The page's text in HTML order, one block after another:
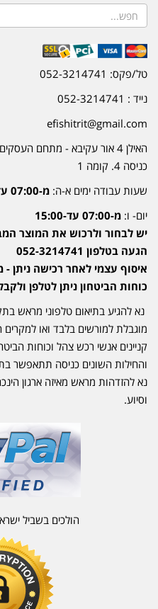
טל/פקס: 052-3214741
נייד : 052-3214741
efishitrit@gmail.com
כניסה 4. קומה 1
שעות עבודה ימים א-ה: מ-07:00 עד-20:00
יום- ו: מ-07:00 עד-15:00
יש לבחור ולרכוש את המוצר
הגעה בטלפון 052-3214741
איסוף עצמי לאחר רכישה ניתן
כוחות הביטחון ניתן לטלפן
נא להגיע בתיאום טלפוני מראש
מוגבלת למורשים בלבד ואו למקרים
קניינים אנשי רכש צהל וכוחות
והחילות השונים כניסה תתאפשר
נא להזדהות מראש מאיזה ארגון
וסיוע.
הולכים בשביל